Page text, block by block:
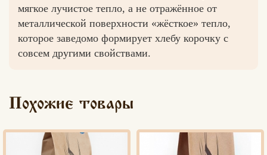
мягкое лучистое тепло, а не отражённое от
металлической поверхности «жёсткое» тепло,
которое заведомо формирует хлебу корочку с
совсем другими свойствами.
Похожие товары